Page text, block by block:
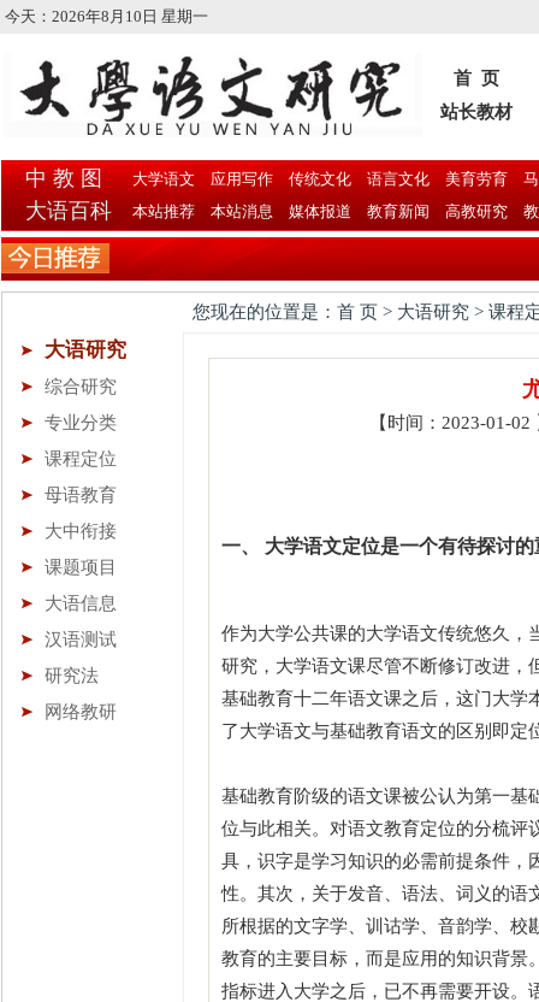
今天： 2026年8月10日 星期一
首 页
站长教材
中 教 图
大语百科
大学语文 应用写作 传统文化 语言文化 美育劳育
本站推荐
本站消息 媒体报道 教育新闻 高教研究
您现在的位置是：首 页 > 大语研究 > 课程
大语研究
综合研究
专业分类
课程定位
母语教育
大中衔接
课题项目
大语信息
汉语测试
研究法
网络教研
【时间：2023-01-
一、 大学语文定位是一个有待探讨
作为大学公共课的大学语文传统悠久，
研究，大学语文课尽管不断修订改进
基础教育十二年语文课之后，这门大学
了大学语文与基础教育语文的区别即定
基础教育阶级的语文课被公认为第一基
位与此相关。对语文教育定位的分梳评
具，识字是学习知识的必需前提条件，
性。其次，关于发音、语法、词义的语
所根据的文字学、训诂学、音韵学、
教育的主要目标，而是应用的知识背景
指标进入大学之后，已不再需要开设。